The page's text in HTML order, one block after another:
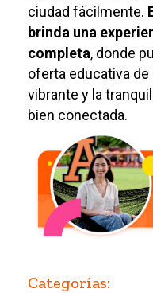
ciudad fácilmente.
brinda una
completa, donde
oferta educativa de
vibrante y la
bien conectada.
Categorías: